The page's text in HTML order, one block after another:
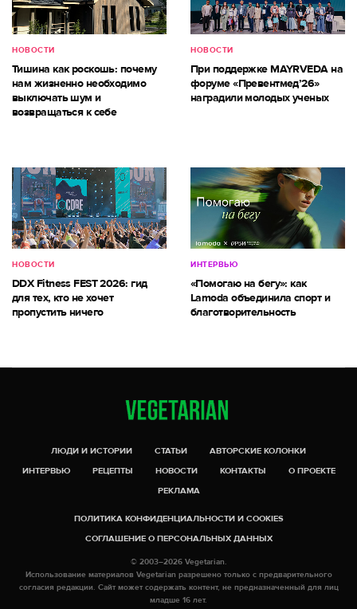
НОВОСТИ
Тишина как роскошь: почему
нам жизненно необходимо
выключать шум и
возвращаться к себе
НОВОСТИ
При поддержке MAYRVEDA на
форуме «Превентмед’26»
наградили молодых ученых
НОВОСТИ
DDX Fitness FEST 2026: гид
для тех, кто не хочет
пропустить ничего
ИНТЕРВЬЮ
«Помогаю на бегу»: как
Lamoda объединила спорт и
благотворительность
ЛЮДИ И ИСТОРИИ СТАТЬИ
АВТОРСКИЕ КОЛОНКИ
ИНТЕРВЬЮ
РЕЦЕПТЫ НОВОСТИ КОНТАКТЫ
О ПРОЕКТЕ
РЕКЛАМА
ПОЛИТИКА КОНФИДЕНЦИАЛЬНОСТИ И COOKIES
СОГЛАШЕНИЕ О ПЕРСОНАЛЬНЫХ ДАННЫХ
© 2003–2026 Vegetarian.
Использование материалов Vegetarian разрешено только с предварительного
согласия редакции. Сайт может содержать контент, не предназначенный для лиц
младше 16 лет.